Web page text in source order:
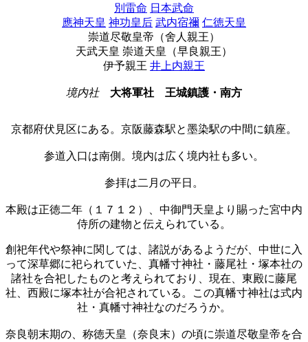
別雷命 日本武命
應神天皇 神功皇后 武内宿禰 仁徳天皇
崇道尽敬皇帝（舍人親王）
天武天皇 崇道天皇（早良親王）
伊予親王 井上内親王
境内社 大将軍社 王城鎮護・南方
京都府伏見区にある。京阪藤森駅と墨染駅の中間に鎮座。
参道入口は南側。境内は広く境内社も多い。
参拝は二月の平日。
本殿は正徳二年（１７１２）、中御門天皇より賜った宮中内
侍所の建物と伝えられている。
創祀年代や祭神に関しては、諸説があるようだが、中世に入
って深草郷に祀られていた、真幡寸神社・藤尾社・塚本社の
諸社を合祀したものと考えられており、現在、東殿に藤尾
社、西殿に塚本社が合祀されている。この真幡寸神社は式内
社・真幡寸神社なのだろうか。
奈良朝末期の、称徳天皇（奈良末）の頃に崇道尽敬皇帝を合